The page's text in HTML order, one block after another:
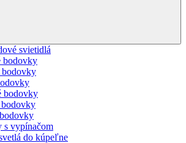
svietidlá
bodovky
bodovky
s vypínačom
do kúpeľne